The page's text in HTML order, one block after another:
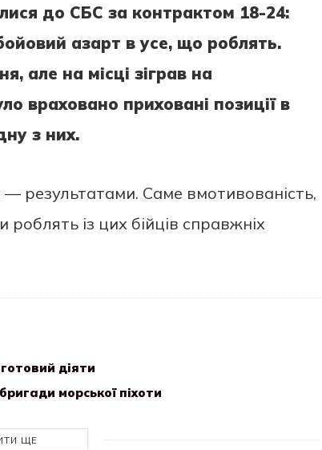
до СБС за контрактом 18-24:
азарт в усе, що роблять.
але на місці зіграв на
враховано приховані позиції в
з них.
результатами. Саме вмотивованість,
із цих бійців справжніх
діяти
морської піхоти
ЩЕ